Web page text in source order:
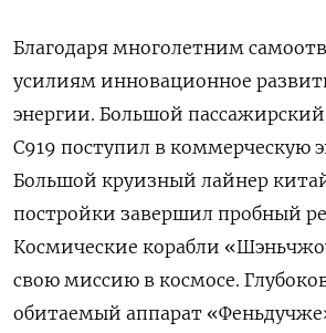
Благодаря многолетним
усилиям инновационное
энергии. Большой
C919 поступил в коммерческую
Большой круизный лайнер
постройки завершил пробный
Космические корабли
свою миссию в космосе.
обитаемый аппарат